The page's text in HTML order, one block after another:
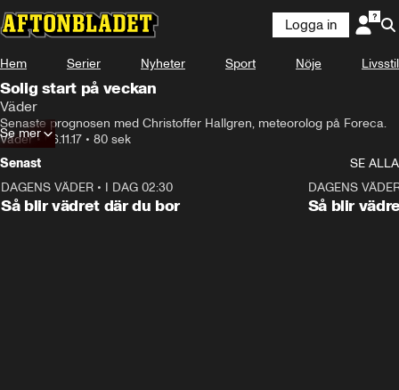
Logga in
Hem Serier Nyheter Sport Nöje Livsstil
Solig start på veckan
Väder
Senaste prognosen med Christoffer Hallgren, meteorolog på Foreca.
Väder• 06.11.17 • 80 sek
Se mer
Senast
SE ALLA
DAGENS VÄDER • I DAG 02:30
Så blir vädret där du bor
DAGENS
Så blir